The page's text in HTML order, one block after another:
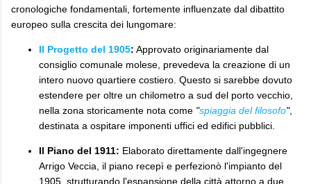
cronologiche fondamentali, fortemente influenzate dal dibattito
europeo sulla crescita dei lungomare:
Il Progetto del 1905: Approvato originariamente dal
consiglio comunale molese, prevedeva la creazione di un
intero nuovo quartiere costiero. Questo si sarebbe dovuto
estendere per oltre un chilometro a sud del porto vecchio,
nella zona storicamente nota come "spiaggia del filosofo",
destinata a ospitare imponenti uffici ed edifici pubblici.
Il Piano del 1911: Elaborato direttamente dall'ingegnere
Arrigo Veccia, il piano recepì e perfezionò l'impianto del
1905, strutturando l'espansione della città attorno a due